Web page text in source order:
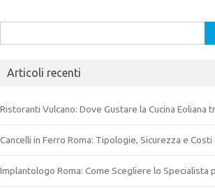
per:
Articoli recenti
Ristoranti Vulcano: Dove Gustare la Cucina Eoliana
Cancelli in Ferro Roma: Tipologie, Sicurezza e
Implantologo Roma: Come Scegliere lo Specialista